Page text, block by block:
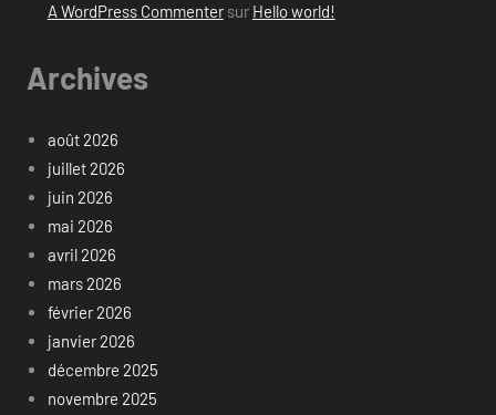
A WordPress Commentersur Hello world!
Archives
août 2026
juillet 2026
juin 2026
mai 2026
avril 2026
mars 2026
février 2026
janvier 2026
décembre 2025
novembre 2025